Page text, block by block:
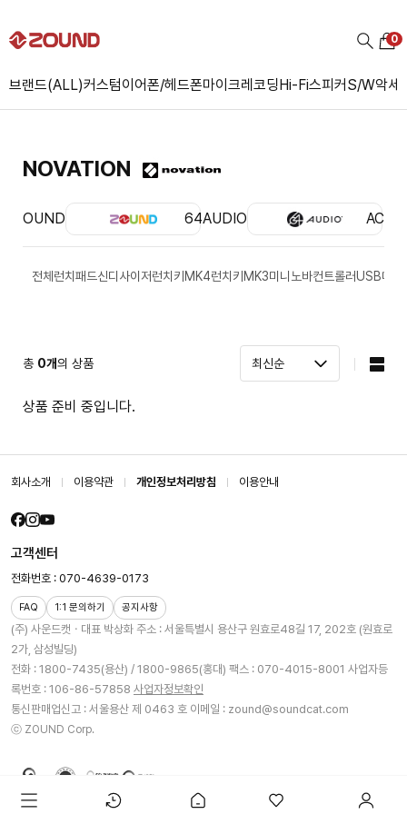
브랜드(ALL)커스텀이어폰/헤드폰마이크레코딩Hi-Fi스피커S/W악세
0
NOVATION
ZOUND 64AUDIO ACS
전체 런치패드신디사이저런치키MK4런치키MK3미니노바컨트롤러USB메모
총 0개의 상품
상품 준비 중입니다.
회사소개 이용약관 개인정보처리방침 이용안내
(주) 사운드캣ㆍ대표 박상화 주소 : 서울특별시 용산구 원효로48길 17, 202호 (원효로
2가, 삼성빌딩)
전화 : 1800-7435(용산) / 1800-9865(홍대) 팩스 : 070-4015-8001 사업자등
록번호 : 106-86-57858 사업자정보확인
통신판매업신고 : 서울용산 제 0463 호 이메일 : zound@soundcat.com
ⓒ ZOUND Corp.
고객센터
전화번호 : 070-4639-0173
FAQ 1:1 문의하기 공지사항